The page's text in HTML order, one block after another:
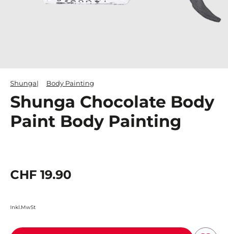
Shunga Body Painting
Shunga Chocolate Body
Paint Body Painting
CHF 19.90
Inkl.MwSt